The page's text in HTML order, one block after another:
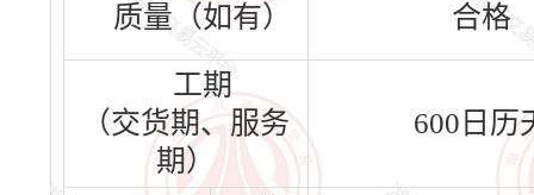
质量（如有） 合格
工期
（交货期、服务
期）
600日历